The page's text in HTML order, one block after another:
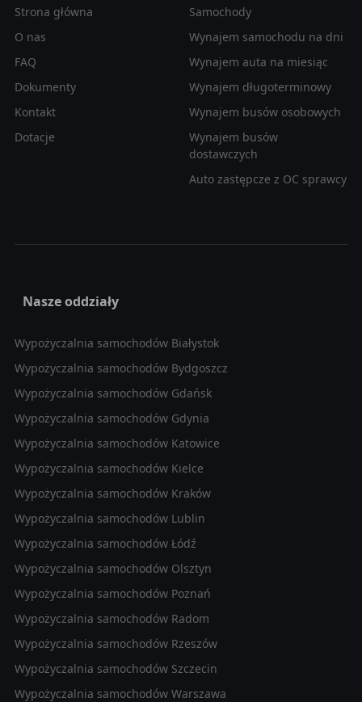
Strona główna
O nas
FAQ
Dokumenty
Kontakt
Dotacje
Samochody
Wynajem samochodu na dni
Wynajem auta na miesiąc
Wynajem długoterminowy
Wynajem busów osobowych
Wynajem busów
dostawczych
Auto zastępcze z OC sprawcy
Nasze oddziały
Wypożyczalnia samochodów Białystok
Wypożyczalnia samochodów Bydgoszcz
Wypożyczalnia samochodów Gdańsk
Wypożyczalnia samochodów Gdynia
Wypożyczalnia samochodów Katowice
Wypożyczalnia samochodów Kielce
Wypożyczalnia samochodów Kraków
Wypożyczalnia samochodów Lublin
Wypożyczalnia samochodów Łódź
Wypożyczalnia samochodów Olsztyn
Wypożyczalnia samochodów Poznań
Wypożyczalnia samochodów Radom
Wypożyczalnia samochodów Rzeszów
Wypożyczalnia samochodów Szczecin
Wypożyczalnia samochodów Warszawa